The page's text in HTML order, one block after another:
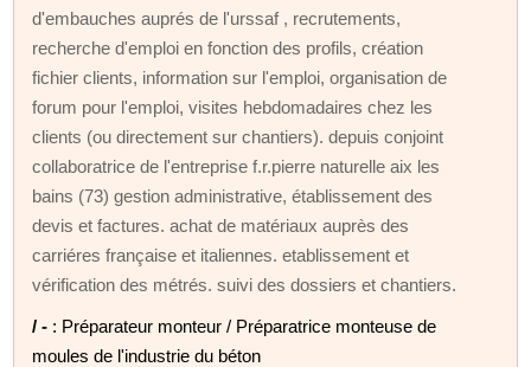
d'embauches auprés de l'urssaf , recrutements,
recherche d'emploi en fonction des profils, création
fichier clients, information sur l'emploi, organisation de
forum pour l'emploi, visites hebdomadaires chez les
clients (ou directement sur chantiers). depuis conjoint
collaboratrice de l'entreprise f.r.pierre naturelle aix les
bains (73) gestion administrative, établissement des
devis et factures. achat de matériaux auprès des
carriéres française et italiennes. etablissement et
vérification des métrés. suivi des dossiers et chantiers.
/ - : Préparateur monteur / Préparatrice monteuse de
moules de l'industrie du béton